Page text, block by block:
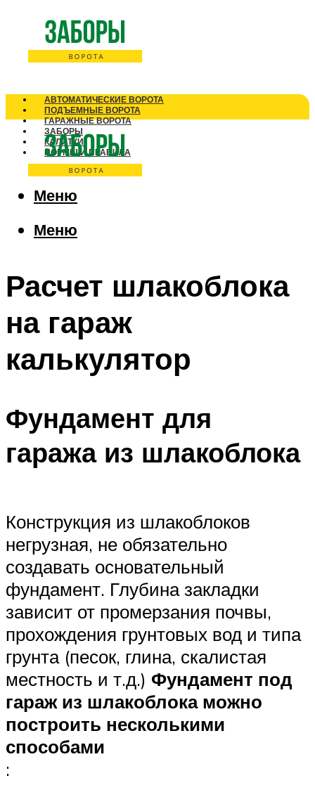
АВТОМАТИЧЕСКИЕ ВОРОТА
ПОДЪЕМНЫЕ ВОРОТА
ГАРАЖНЫЕ ВОРОТА
ЗАБОРЫ
КАЛИТКИ
НОРМЫ И ПРАВИЛА
Меню
Меню
Расчет шлакоблока
на гараж
калькулятор
Фундамент для
гаража из шлакоблока
Конструкция из шлакоблоков
негрузная, не обязательно
создавать основательный
фундамент. Глубина закладки
зависит от промерзания почвы,
прохождения грунтовых вод и типа
грунта (песок, глина, скалистая
местность и т.д.) Фундамент под
гараж из шлакоблока можно
построить несколькими
способами
: